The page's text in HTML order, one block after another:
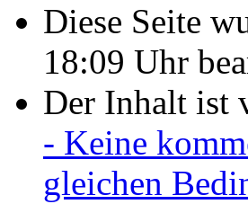
Diese Seite
18:09 Uhr
Der Inhalt ist
- Keine
gleichen